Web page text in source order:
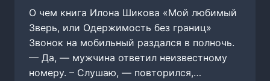
О чем книга Илона Шикова «Мой любимый
Зверь, или Одержимость без границ»
Звонок на мобильный раздался в полночь.
— Да, — мужчина ответил неизвестному
номеру. – Слушаю, — повторился,…